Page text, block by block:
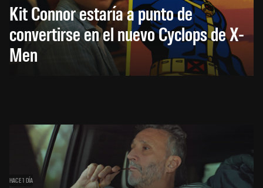
Kit Connor estaría a punto de
convertirse en el nuevo Cyclops de X-
Men
HACE 1 DÍA